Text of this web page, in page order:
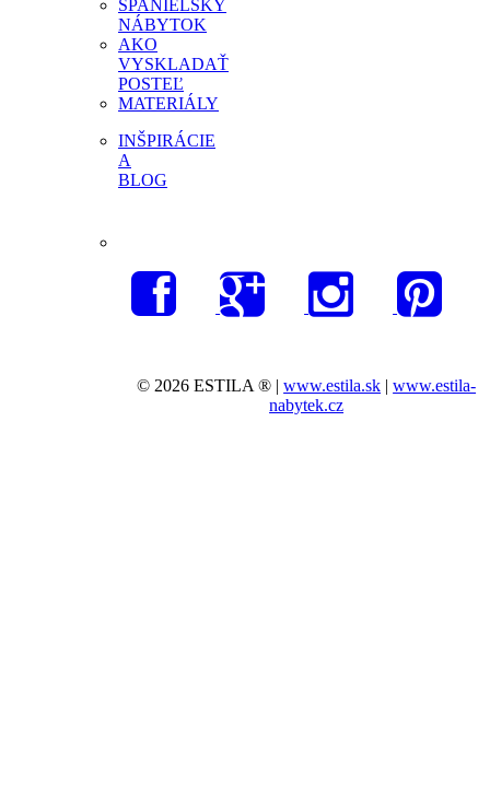
ŠPANIELSKY
NÁBYTOK
AKO
VYSKLADAŤ
POSTEĽ
MATERIÁLY
INŠPIRÁCIE
A
BLOG
© 2026 ESTILA ® |www.estila.sk |www.estila-
nabytek.cz